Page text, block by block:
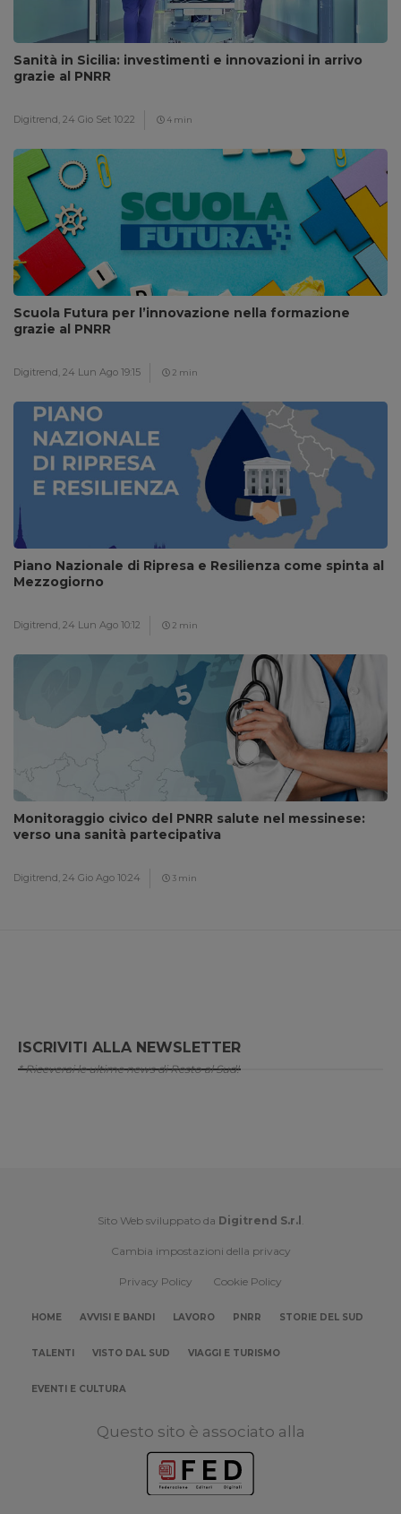
Sanità in Sicilia: investimenti e innovazioni in arrivo
grazie al PNRR
Digitrend, 24 Gio Set 10:22 4 min
Scuola Futura per l’innovazione nella formazione
grazie al PNRR
Digitrend, 24 Lun Ago 19:15 2 min
Piano Nazionale di Ripresa e Resilienza come spinta al
Mezzogiorno
Digitrend, 24 Lun Ago 10:12 2 min
Monitoraggio civico del PNRR salute nel messinese:
verso una sanità partecipativa
Digitrend, 24 Gio Ago 10:24 3 min
ISCRIVITI ALLA NEWSLETTER
* Riceverai le ultime news di Resto al Sud!
Sito Web sviluppato da Digitrend S.r.l .
Cambia impostazioni della privacy
Privacy Policy Cookie Policy
HOME AVVISI E BANDI LAVORO PNRR STORIE DEL SUD
TALENTI VISTO DAL SUD VIAGGI E TURISMO
EVENTI E CULTURA
Questo sito è associato alla